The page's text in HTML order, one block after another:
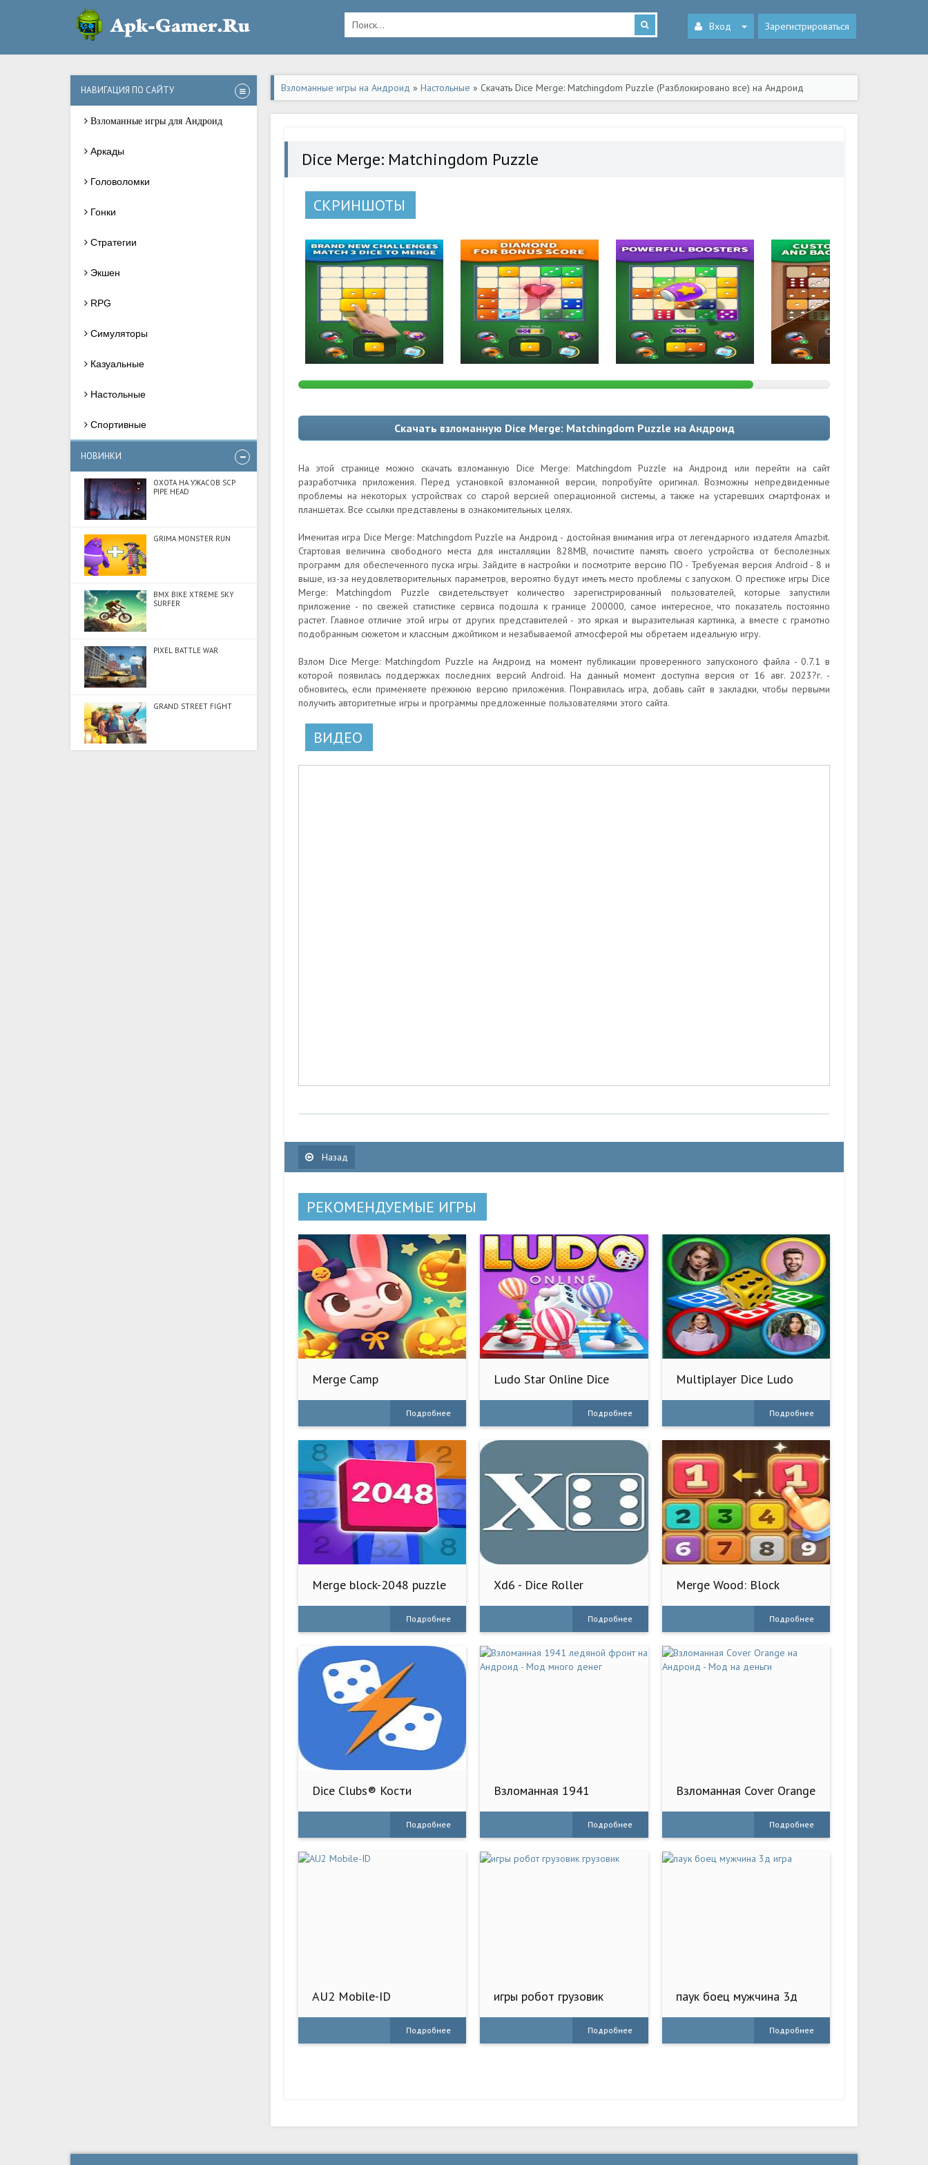
Вход Зарегистрироваться
НАВИГАЦИЯ ПО САЙТУ
Взломанные игры для Андроид
Аркады
Головоломки
Гонки
Стратегии
Экшен
RPG
Симуляторы
Казуальные
Настольные
Спортивные
НОВИНКИ
ОХОТА НА УЖАСОВ SCP
PIPE HEAD
GRIMA MONSTER RUN
BMX BIKE XTREME SKY
SURFER
PIXEL BATTLE WAR
GRAND STREET FIGHT
Взломанные игры на Андроид » Настольные » Скачать Dice Merge: Matchingdom Puzzle (Разблокировано все) на Андроид
Dice Merge: Matchingdom Puzzle
СКРИНШОТЫ
Скачать взломанную Dice Merge: Matchingdom Puzzle на Андроид
На этой странице можно скачать взломанную Dice Merge: Matchingdom Puzzle на Андроид или перейти на сайт
разработчика приложения. Перед установкой взломанной версии, попробуйте оригинал. Возможны непредвиденные
проблемы на некоторых устройствах со старой версией операционной системы, а также на устаревших смартфонах и
планшетах. Все ссылки представлены в ознакомительных целях.
Именитая игра Dice Merge: Matchingdom Puzzle на Андроид - достойная внимания игра от легендарного издателя Amazbit.
Стартовая величина свободного места для инсталляции 828MB, почистите память своего устройства от бесполезных
программ для обеспеченного пуска игры. Зайдите в настройки и посмотрите версию ПО - Требуемая версия Android - 8 и
выше, из-за неудовлетворительных параметров, вероятно будут иметь место проблемы с запуском. О престиже игры Dice
Merge: Matchingdom Puzzle свидетельствует количество зарегистрированный пользователей, которые запустили
приложение - по свежей статистике сервиса подошла к границе 200000, самое интересное, что показатель постоянно
растет. Главное отличие этой игры от других представителей - это яркая и выразительная картинка, а вместе с грамотно
подобранным сюжетом и классным джойтиком и незабываемой атмосферой мы обретаем идеальную игру.
Взлом Dice Merge: Matchingdom Puzzle на Андроид на момент публикации проверенного запусконого файла - 0.7.1 в
которой появилась поддержках последних версий Android. На данный момент доступна версия от 16 авг. 2023?г. -
обновитесь, если применяете прежнюю версию приложения. Понравилась игра, добавь сайт в закладки, чтобы первыми
получить авторитетные игры и программы предложенные пользователями этого сайта.
ВИДЕО
Назад
РЕКОМЕНДУЕМЫЕ ИГРЫ
Merge Camp
Подробнее
Ludo Star Online Dice
Подробнее
Multiplayer Dice Ludo
Подробнее
Merge block-2048 puzzle
Подробнее
Xd6 - Dice Roller
Подробнее
Merge Wood: Block
Подробнее
Dice Clubs® Кости
Подробнее
Взломанная 1941
Андроид - Мод много
Подробнее
Взломанная Cover Orange
деньги
Подробнее
AU2 Mobile-ID
Подробнее
игры робот грузовик
Подробнее
паук боец мужчина 3д
Подробнее